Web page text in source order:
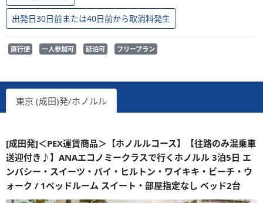
出発日30日前または40日前から取消料発生
直行便 一人参加可 延泊可 フリープラン
東京 (成田)発/ホノルル
[成田発]＜PEX運賃商品＞【ホノルルコース】【往路のみ混乗車
送迎付き♪】ANAエコノミークラスで行くホノルル 3泊5日 エ
ンバシー・スイーツ・バイ・ヒルトン・ワイキキ・ビーチ・ウ
ォーク / 1ベッドルーム スイート・部屋指定なし ベッド2台